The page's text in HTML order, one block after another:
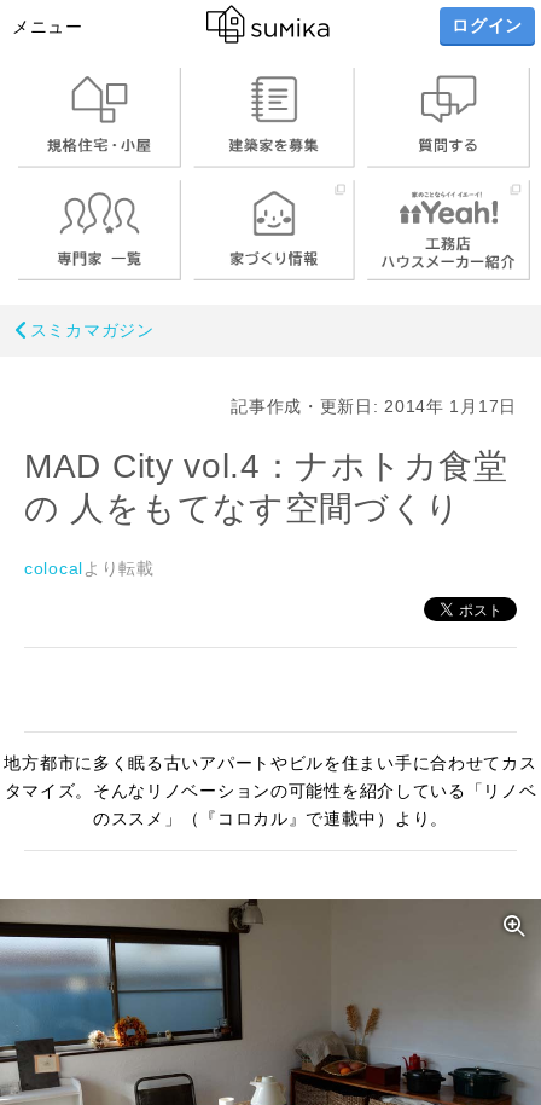
メニュー ログイン
スミカマガジン
記事作成・更新日: 2014年 1月17日
MAD City vol.4：ナホトカ食堂
の 人をもてなす空間づくり
colocalより転載
地方都市に多く眠る古いアパートやビルを住まい手に合わせてカス
タマイズ。そんなリノベーションの可能性を紹介している「リノベ
のススメ」（『コロカル』で連載中）より。